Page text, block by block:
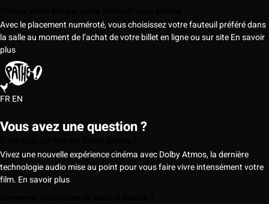
Avec le placement numéroté, vous choisissez votre fauteuil préféré dans
la salle au moment de l’achat de votre billet en ligne ou sur siteEn savoir
plus
FREN
Vous avez une question ?
Vivez une nouvelle expérience cinéma avec Dolby Atmos, la dernière
technologie audio mise au point pour vous faire vivre intensément votre
film. En savoir plus